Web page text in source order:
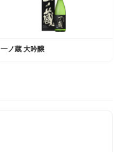
一ノ蔵 大吟醸